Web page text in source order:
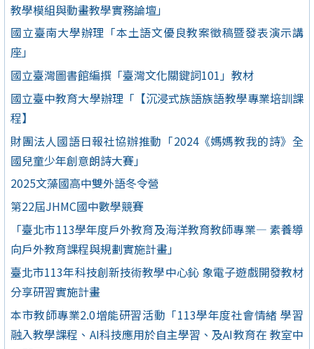
教學模組與動畫教學實務論壇」
國立臺南大學辦理「本土語文優良教案徵稿暨發表演示講
座」
國立臺灣圖書館編撰「臺灣文化關鍵詞101」教材
國立臺中教育大學辦理「【沉浸式族語族語教學專業培訓課
程】
財團法人國語日報社協辦推動「2024《媽媽教我的詩》全
國兒童少年創意朗詩大賽」
2025文藻國高中雙外語冬令營
第22屆JHMC國中數學競賽
「臺北市113學年度戶外教育及海洋教育教師專業— 素養導
向戶外教育課程與規劃實施計畫」
臺北市113年科技創新技術教學中心鈊 象電子遊戲開發教材
分享研習實施計畫
本市教師專業2.0增能研習活動「113學年度社會情緒 學習
融入教學課程、AI科技應用於自主學習、及AI教育在 教室中